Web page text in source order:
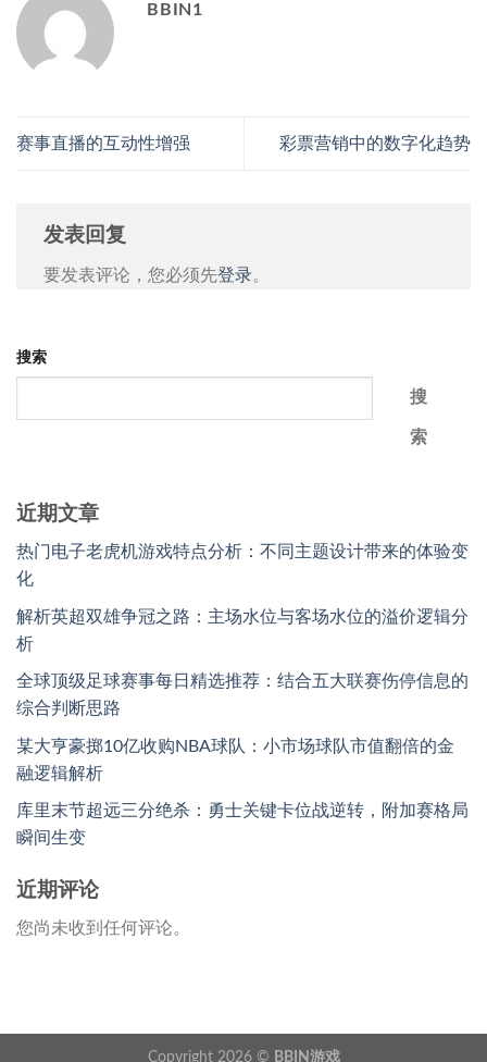
BBIN1
赛事直播的互动性增强 彩票营销中的数字化趋势
发表回复
要发表评论，您必须先登录。
搜索
搜
索
近期文章
热门电子老虎机游戏特点分析：不同主题设计带来的体验变
化
解析英超双雄争冠之路：主场水位与客场水位的溢价逻辑分
析
全球顶级足球赛事每日精选推荐：结合五大联赛伤停信息的
综合判断思路
某大亨豪掷10亿收购NBA球队：小市场球队市值翻倍的金
融逻辑解析
库里末节超远三分绝杀：勇士关键卡位战逆转，附加赛格局
瞬间生变
近期评论
您尚未收到任何评论。
Copyright 2026 © BBIN游戏